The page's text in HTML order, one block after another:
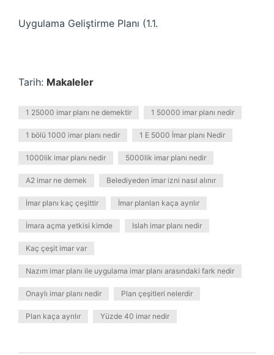
Uygulama Geliştirme Planı (1.1.
Tarih: Makaleler
1 25000 imar planı ne demektir 1 50000 imar planı nedir
1 bölü 1000 imar planı nedir 1 E 5000 İmar planı Nedir
1000lik imar planı nedir 5000lik imar planı nedir
A2 imar ne demek Belediyeden imar izni nasıl alınır
İmar planı kaç çeşittir İmar planları kaça ayrılır
İmara açma yetkisi kimde Islah imar planı nedir
Kaç çeşit imar var
Nazım imar planı ile uygulama imar planı arasındaki fark nedir
Onaylı imar planı nedir Plan çeşitleri nelerdir
Plan kaça ayrılır Yüzde 40 imar nedir